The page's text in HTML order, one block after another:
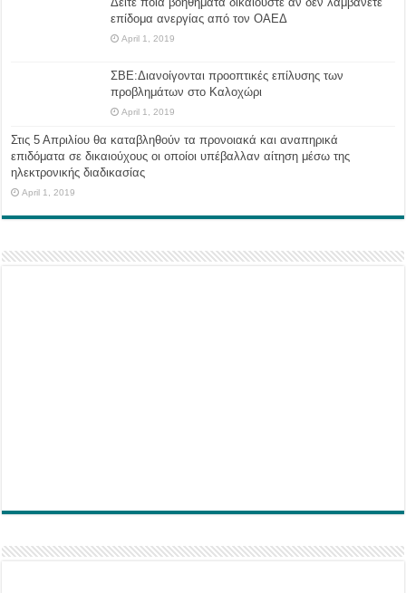
επίδομα ανεργίας από τον ΟΑΕΔ
April 1, 2019
ΣΒΕ:Διανοίγονται προοπτικές επίλυσης των
προβλημάτων στο Καλοχώρι
April 1, 2019
Στις 5 Απριλίου θα καταβληθούν τα προνοιακά και αναπηρικά
επιδόματα σε δικαιούχους οι οποίοι υπέβαλλαν αίτηση μέσω της
ηλεκτρονικής διαδικασίας
April 1, 2019